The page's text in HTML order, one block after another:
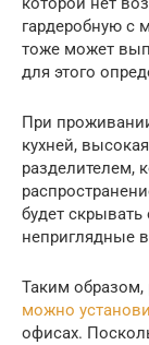
гардеробную с
тоже может
для этого
При
кухней,
разделителем,
будет скрывать
неприглядные
Таким
можно
офисах.